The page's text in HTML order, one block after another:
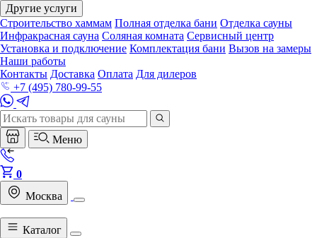
Другие услуги
Строительство хаммам Полная отделка бани Отделка сауны
Инфракрасная сауна Соляная комната Сервисный центр
Установка и подключение Комплектация бани Вызов на замеры
Наши работы
Контакты Доставка Оплата Для дилеров
+7 (495) 780-99-55
Меню
0
Москва
Каталог